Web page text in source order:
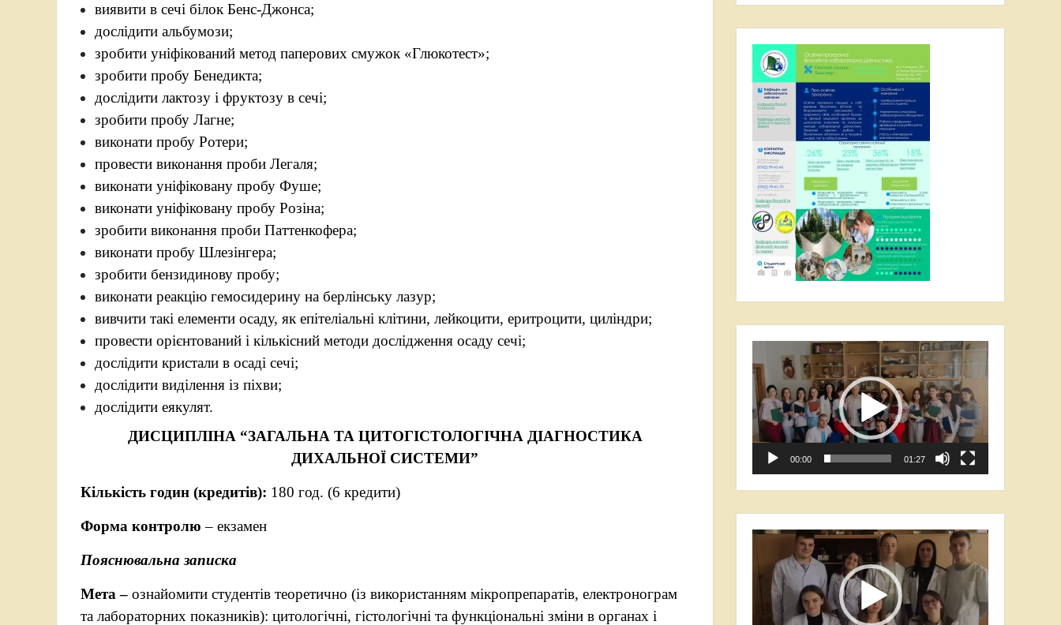
виявити в сечі білок Бенс-Джонса;
дослідити альбумози;
зробити уніфікований метод паперових смужок «Глюкотест»;
зробити пробу Бенедикта;
дослідити лактозу і фруктозу в сечі;
зробити пробу Лагне;
виконати пробу Ротери;
провести виконання проби Легаля;
виконати уніфіковану пробу Фуше;
виконати уніфіковану пробу Розіна;
зробити виконання проби Паттенкофера;
виконати пробу Шлезінгера;
зробити бензидинову пробу;
виконати реакцію гемосидерину на берлінську лазур;
вивчити такі елементи осаду, як епітеліальні клітини, лейкоцити, еритроцити, циліндри;
провести орієнтований і кількісний методи дослідження осаду сечі;
дослідити кристали в осаді сечі;
дослідити виділення із піхви;
дослідити еякулят.
ДИСЦИПЛІНА “ЗАГАЛЬНА ТА ЦИТОГІСТОЛОГІЧНА ДІАГНОСТИКА
ДИХАЛЬНОЇ СИСТЕМИ”
Кількість годин (кредитів): 180 год. (6 кредити)
Форма контролю – екзамен
Пояснювальна записка
Мета – ознайомити студентів теоретично (із використанням мікропрепаратів, електронограм
та лабораторних показників): цитологічні, гістологічні та функціональні зміни в органах і
Відеопрогравач
00:00 01:27
Відеопрогравач